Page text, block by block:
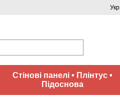
Укр
Стінові панелі • Плінтус •
Підоснова